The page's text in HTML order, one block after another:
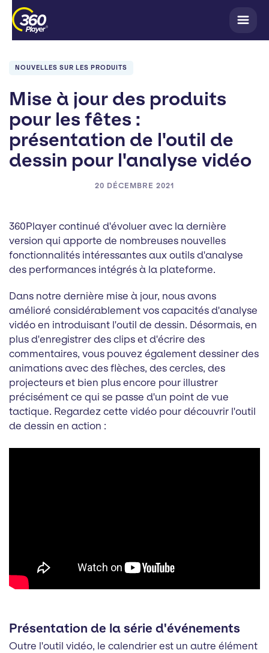
NOUVELLES SUR LES PRODUITS
Mise à jour des produits
pour les fêtes :
présentation de l'outil de
dessin pour l'analyse vidéo
20 DÉCEMBRE 2021
360Player continué d'évoluer avec la dernière
version qui apporte de nombreuses nouvelles
fonctionnalités intéressantes aux outils d'analyse
des performances intégrés à la plateforme.
Dans notre dernière mise à jour, nous avons
amélioré considérablement vos capacités d'analyse
vidéo en introduisant l'outil de dessin. Désormais, en
plus d'enregistrer des clips et d'écrire des
commentaires, vous pouvez également dessiner des
animations avec des flèches, des cercles, des
projecteurs et bien plus encore pour illustrer
précisément ce qui se passe d'un point de vue
tactique. Regardez cette vidéo pour découvrir l'outil
de dessin en action :
Présentation de la série d'événements
Outre l'outil vidéo, le calendrier est un autre élément